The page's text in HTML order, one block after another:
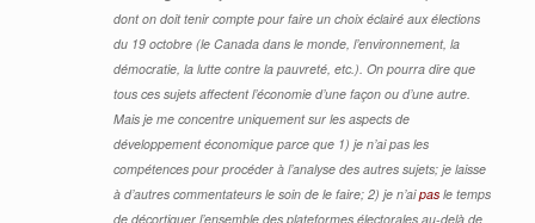
dont on doit tenir compte pour faire un choix éclairé aux élections
du 19 octobre (le Canada dans le monde, l’environnement, la
démocratie, la lutte contre la pauvreté, etc.). On pourra dire que
tous ces sujets affectent l’économie d’une façon ou d’une autre.
Mais je me concentre uniquement sur les aspects de
développement économique parce que 1) je n’ai pas les
compétences pour procéder à l’analyse des autres sujets; je laisse
à d’autres commentateurs le soin de le faire; 2) je n’aipas le temps
de décortiquer l’ensemble des plateformes électorales au-delà de